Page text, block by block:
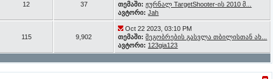
12 37
თემაში: ჟურნალ TargetShooter-ის 2010 მ...
ავტორი: Jah
115 9,902
Oct 22 2023, 03:10 PM
თემაში: მეგობრების გასვლა თბილისთან ახ...
ავტორი: 123gia123